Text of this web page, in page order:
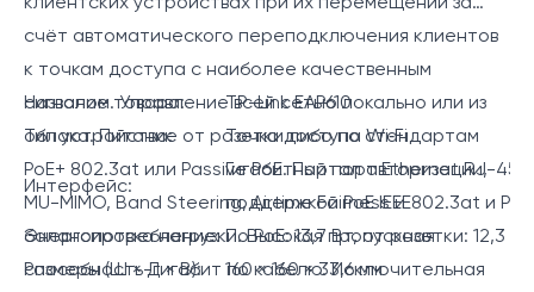
счёт автоматического переподключения клиентов
к точкам доступа с наиболее качественным
сигналом. Управление всей сетью локально или из
облака. Питание от розетки либо по стандартам
PoE+ 802.3at или Passive PoE. Портал авторизации,
MU-MIMO, Band Steering, Airtime Fairness и
балансировка нагрузки. Высокая пропускная
способность-гигабит по кабелю. Исключительная
Название товара:
TP-Link EAP610
Тип устройства:
Точка доступа Wi‑Fi
Интерфейс:
Гигабитный порт Ethernet RJ-45 с
поддержкой PoE IEEE802.3at и
Энергопотребление:По PoE: 13,7 Вт, от розетки: 12,3 Вт
Размеры (Ш × Д × В):
160 × 160 × 33,6 мм